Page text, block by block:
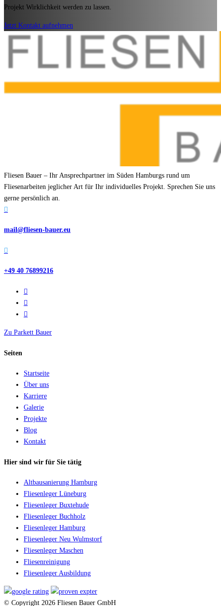
Projekt Wirklichkeit werden zu lassen.
Jetzt Kontakt aufnehmen
Fliesen Bauer – Ihr Ansprechpartner im Süden Hamburgs rund um
Fliesenarbeiten jeglicher Art für Ihr individuelles Projekt. Sprechen Sie uns
gerne persönlich an.

mail@fliesen-bauer.eu

+49 40 76899216
Zu Parkett Bauer
Seiten
Startseite
Über uns
Karriere
Galerie
Projekte
Blog
Kontakt
Hier sind wir für Sie tätig
Altbausanierung Hamburg
Fliesenleger Lüneburg
Fliesenleger Buxtehude
Fliesenleger Buchholz
Fliesenleger Hamburg
Fliesenleger Neu Wulmstorf
Fliesenleger Maschen
Fliesenreinigung
Fliesenleger Ausbildung
© Copyright 2026 Fliesen Bauer GmbH